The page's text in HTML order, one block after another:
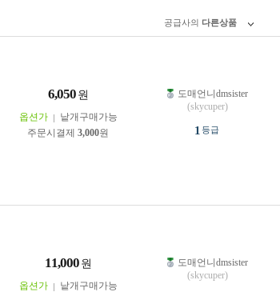
공급사의 다른상품
6,050 원
옵션가
낱개구매가능
주문시결제 3,000원
도매언니dmsister
(skycuper)
1 등급
11,000 원
옵션가
낱개구매가능
도매언니dmsister
(skycuper)